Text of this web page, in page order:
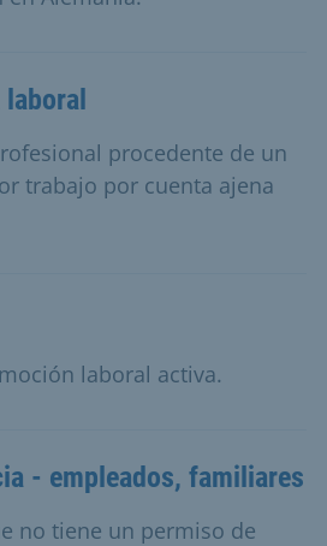
procedente de un
trabajo por cuenta ajena
laboral activa.
- empleados, familiares
no tiene un permiso de